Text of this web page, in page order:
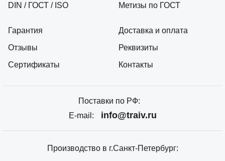
DIN / ГОСТ / ISO
Гарантия
Отзывы
Сертификаты
Метизы по ГОСТ
Доставка и оплата
Реквизиты
Контакты
Поставки по РФ:
E-mail:
info@traiv.ru
Производство в г.Санкт-Петербург: